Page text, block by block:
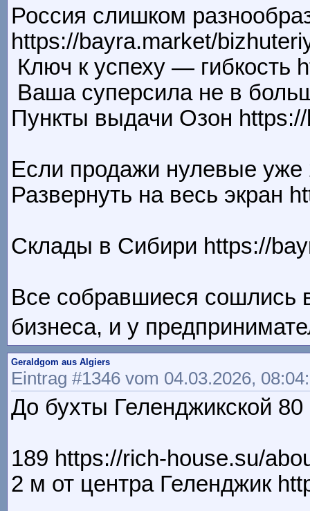
Россия слишком
https://bayra.market/
Ключ к успеху — гибкость
Ваша суперсила не в
Пункты выдачи Озон
Если продажи нулевые уже
Развернуть на весь экран
Склады в Сибири https://
Все собравшиеся сошлись
бизнеса, и у
Geraldgom aus Algiers
Eintrag #1346 vom 04.03.2026,
До бухты Геленджикской
189 https://rich-house.su/
2 м от центра Геленджик